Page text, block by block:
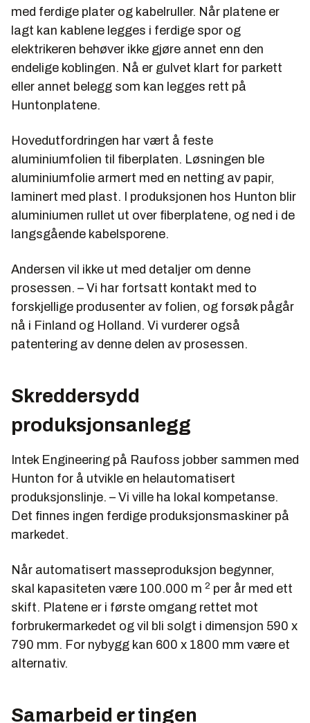
med ferdige plater og kabelruller. Når platene er
lagt kan kablene legges i ferdige spor og
elektrikeren behøver ikke gjøre annet enn den
endelige koblingen. Nå er gulvet klart for parkett
eller annet belegg som kan legges rett på
Huntonplatene.
Hovedutfordringen har vært å feste
aluminiumfolien til fiberplaten. Løsningen ble
aluminiumfolie armert med en netting av papir,
laminert med plast. I produksjonen hos Hunton blir
aluminiumen rullet ut over fiberplatene, og ned i de
langsgående kabelsporene.
Andersen vil ikke ut med detaljer om denne
prosessen. – Vi har fortsatt kontakt med to
forskjellige produsenter av folien, og forsøk pågår
nå i Finland og Holland. Vi vurderer også
patentering av denne delen av prosessen.
Skreddersydd
produksjonsanlegg
Intek Engineering på Raufoss jobber sammen med
Hunton for å utvikle en helautomatisert
produksjonslinje. – Vi ville ha lokal kompetanse.
Det finnes ingen ferdige produksjonsmaskiner på
markedet.
Når automatisert masseproduksjon begynner,
skal kapasiteten være 100.000 m 2 per år med ett
skift. Platene er i første omgang rettet mot
forbrukermarkedet og vil bli solgt i dimensjon 590 x
790 mm. For nybygg kan 600 x 1800 mm være et
alternativ.
Samarbeid er tingen